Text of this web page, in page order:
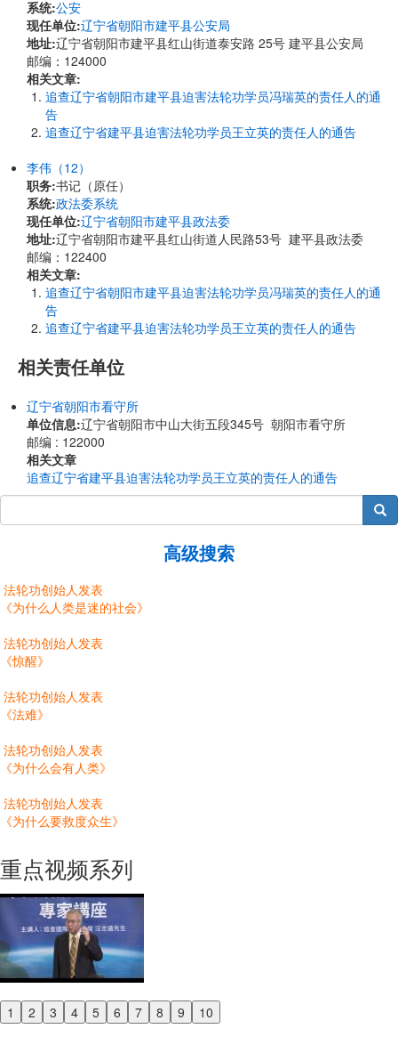
系统:公安
现任单位:辽宁省朝阳市建平县公安局
地址:​辽宁省朝阳市建平县红山街道泰安路 25号 建平县公安局
邮编：124000
相关文章:
追查辽宁省朝阳市建平县迫害法轮功学员冯瑞英的责任人的通
告
追查辽宁省建平县迫害法轮功学员王立英的责任人的通告
李伟（12）
职务:书记（原任）
系统:政法委系统
现任单位:辽宁省朝阳市建平县政法委
地址:辽宁省朝阳市建平县红山街道人民路53号 建平县政法委
邮编：122400
相关文章:
追查辽宁省朝阳市建平县迫害法轮功学员冯瑞英的责任人的通
告
追查辽宁省建平县迫害法轮功学员王立英的责任人的通告
相关责任单位
辽宁省朝阳市看守所
单位信息:辽宁省朝阳市中山大街五段345号 朝阳市看守所
邮编 : 122000
相关文章
追查辽宁省建平县迫害法轮功学员王立英的责任人的通告
搜索
高级搜索
法轮功创始人发表
《为什么人类是迷的社会》
法轮功创始人发表
《惊醒》
法轮功创始人发表
《法难》
法轮功创始人发表
《为什么会有人类》
法轮功创始人发表
《为什么要救度众生》
重点视频系列
1 2 3 4 5 6 7 8 9 10
Previous